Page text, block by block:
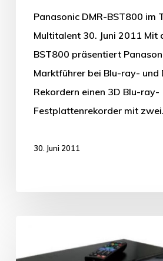
Panasonic DMR-BST800 im
Multitalent 30. Juni 2011 Mit
BST800 präsentiert
Marktführer bei Blu-ray- und
Rekordern einen 3D Blu-ray-
Festplattenrekorder mit
30. Juni 2011